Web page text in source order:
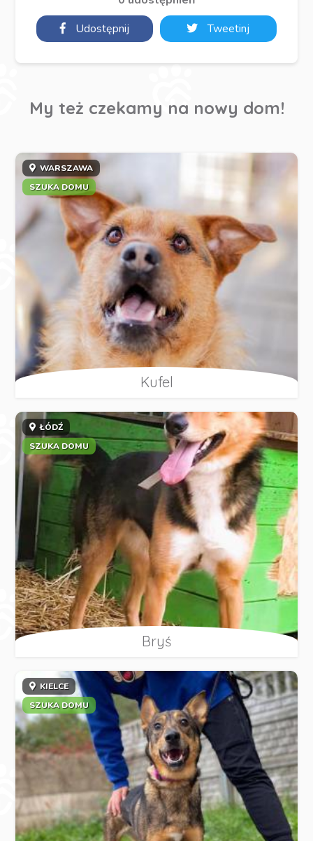
Udostępnij
Tweetinj
My też czekamy na nowy dom!
WARSZAWA
SZUKA DOMU
Kufel
ŁÓDŹ
SZUKA DOMU
Bryś
KIELCE
SZUKA DOMU